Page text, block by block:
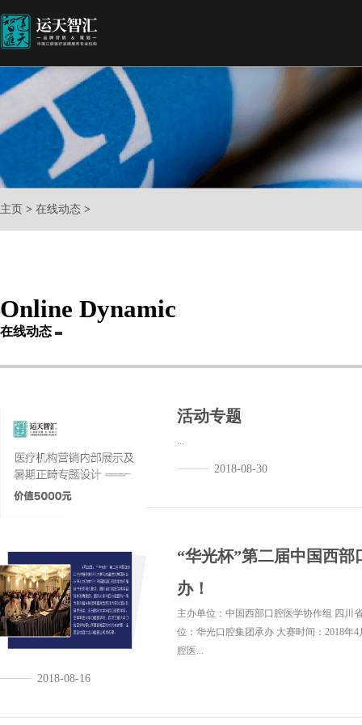
主页 > 在线动态 >
Online Dynamic
在线动态
活动专题
...
2018-08-30
“华光杯”第二届中国西
办！
主办单位：中国西部口腔医学协作组 四川
位：华光口腔集团承办 大赛时间：2018年
腔医...
2018-08-16